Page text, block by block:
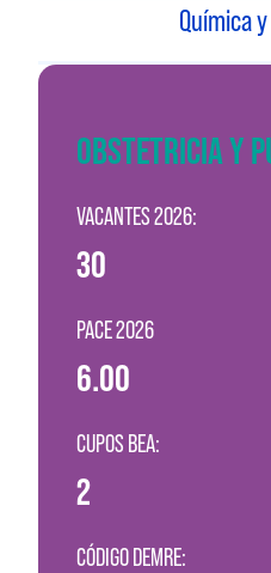
Química
OBSTETRICIA Y
VACANTES 2026:
30
PACE 2026
6.00
CUPOS BEA:
2
CÓDIGO DEMRE: